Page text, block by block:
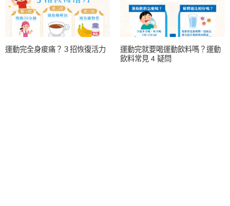
運動完全身痠痛？３招恢復活力
運動完就要喝運動飲料嗎？運動
飲料常見 4 疑問